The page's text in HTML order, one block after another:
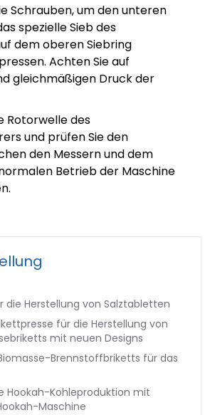
Schrauben, um den unteren
spezielle Sieb des
dem oberen Siebring
Achten Sie auf
gleichmäßigen Druck der
Rotorwelle des
und prüfen Sie den
den Messern und dem
Betrieb der Maschine
die Herstellung von Salztabletten
für die Herstellung von
mit neuen Designs
Brennstoffbriketts für das
Hookah-Kohleproduktion mit
Maschine